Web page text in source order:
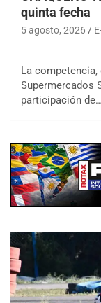
quinta fecha
5 agosto, 2026
La competencia,
Supermercados
participación de…